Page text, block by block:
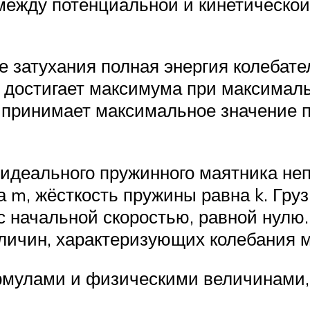
полная энергия
максимума при
максимальное значение
пружинного маятника
жёсткость пружины равна k.
начальной скоростью, равной
характеризующих колебания
и физическими